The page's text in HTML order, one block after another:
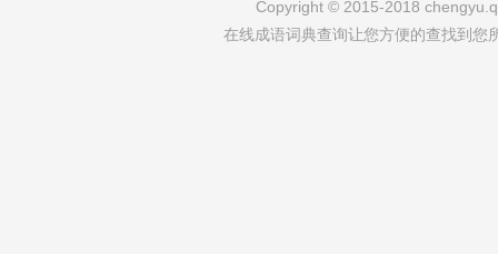
Copyright © 2015-2018
在线成语词典查询让您方便的查找到您